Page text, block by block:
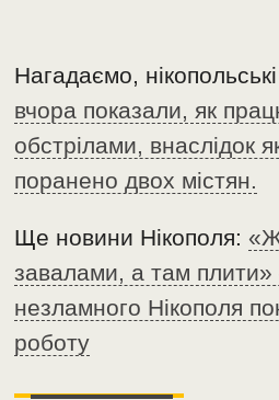
Нагадаємо, нікопольські
вчора показали, як
обстрілами, внаслідок
поранено двох містян.
Ще новини Нікополя:
завалами, а там плити»
незламного Нікополя
роботу